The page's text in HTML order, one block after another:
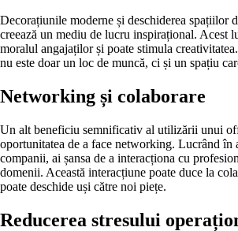
Decorațiunile moderne și deschiderea spațiilor
creează un mediu de lucru inspirațional. Acest
moralul angajaților și poate stimula
nu este doar un loc de muncă, ci și un spațiu
Networking și colaborare
Un alt beneficiu semnificativ al utilizării unui
oportunitatea de a face networking. Lucrând în
companii, ai șansa de a interacționa cu
domenii. Această interacțiune poate duce la
poate deschide uși către noi piețe.
Reducerea stresului